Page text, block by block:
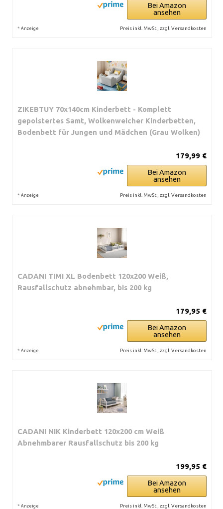
Bei Amazon
ansehen
* Anzeige Preis inkl. MwSt., zzgl. Versandkosten
ZIKEBTUY 70x140cm Kinderbett - Komplett
gepolstertes Samt, Wolkenweicher Kinderbetten,
Bodenbett für Jungen und Mädchen (Grau Wolken)
179,99 €
Bei Amazon
ansehen
* Anzeige Preis inkl. MwSt., zzgl. Versandkosten
CADANI TIMI XL Bodenbett 120x200 Weiß,
Rausfallschutz abnehmbar, bis 200 kg
179,95 €
Bei Amazon
ansehen
* Anzeige Preis inkl. MwSt., zzgl. Versandkosten
CADANI NIK Kinderbett 120x200 cm Weiß
Abnehmbarer Rausfallschutz bis 200 kg
199,95 €
Bei Amazon
ansehen
* Anzeige Preis inkl. MwSt., zzgl. Versandkosten